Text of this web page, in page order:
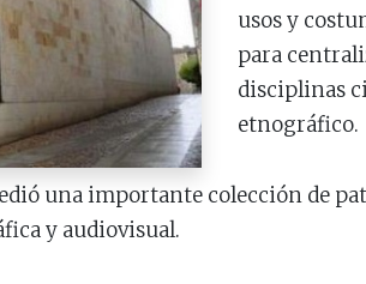
usos y
para
disciplinas
etnográfico.
una importante colección de
y audiovisual.